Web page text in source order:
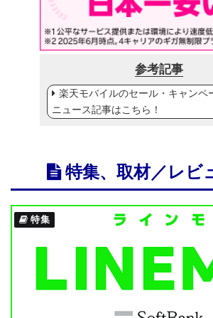
参考記事
楽天モバイルのセール・キャンペ
ニュース記事はこちら！
特集、取材／レビ
特集